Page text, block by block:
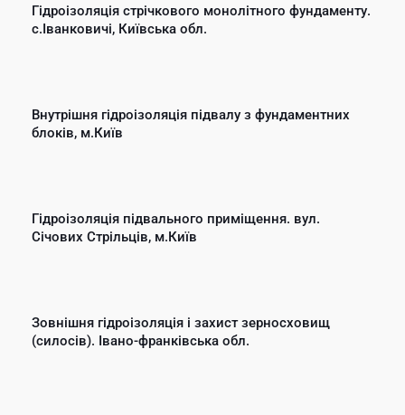
Гідроізоляція стрічкового монолітного фундаменту.
с.Іванковичі, Київська обл.
Внутрішня гідроізоляція підвалу з фундаментних
блоків, м.Київ
Гідроізоляція підвального приміщення. вул.
Січових Стрільців, м.Київ
Зовнішня гідроізоляція і захист зерносховищ
(силосів). Івано-франківська обл.